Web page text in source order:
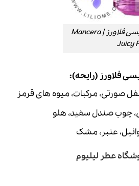
عطر ادکلن مانسرا جویسی فلاورز | Mancera
Juicy
فلاورز (رایحه):
صورتی، مرکبات، میوه های قرمز
چوب صندل سفید، هلو
عنبر، مشک
عطر لیلیوم